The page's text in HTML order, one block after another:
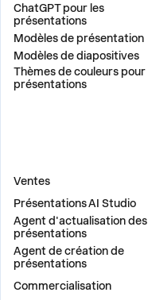
ChatGPT pour les
présentations
Modèles de présentation
Modèles de diapositives
Thèmes de couleurs pour
présentations
Ventes
Présentations AI Studio
Agent d'actualisation des
présentations
Agent de création de
présentations
Commercialisation